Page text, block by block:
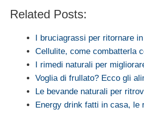
Related Posts:
I bruciagrassi per ritornare
Cellulite, come combatterla
I rimedi naturali per
Voglia di frullato? Ecco gli
Le bevande naturali per
Energy drink fatti in casa, le